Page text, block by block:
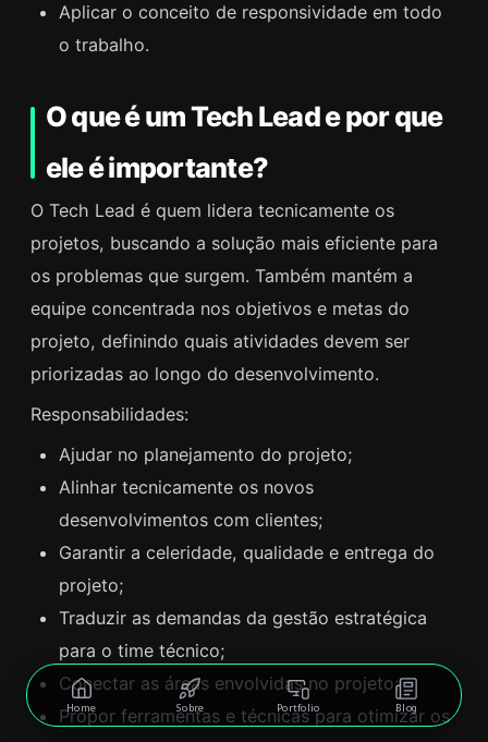
Aplicar o conceito de responsividade em todo
o trabalho.
O que é um Tech Lead e por que
ele é importante?
O Tech Lead é quem lidera tecnicamente os
projetos, buscando a solução mais eficiente para
os problemas que surgem. Também mantém a
equipe concentrada nos objetivos e metas do
projeto, definindo quais atividades devem ser
priorizadas ao longo do desenvolvimento.
Responsabilidades:
Ajudar no planejamento do projeto;
Alinhar tecnicamente os novos
desenvolvimentos com clientes;
Garantir a celeridade, qualidade e entrega do
projeto;
Traduzir as demandas da gestão estratégica
para o time técnico;
Conectar as áreas envolvidas no projeto;
Propor ferramentas e técnicas para otimizar os
Home Sobre Portfolio Blog